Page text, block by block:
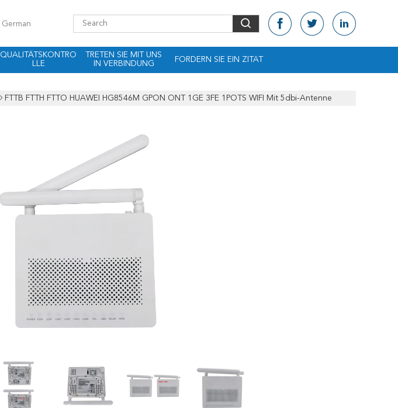
German
QUALITÄTSKONTRO
LLE
TRETEN SIE MIT UNS
IN VERBINDUNG
FORDERN SIE EIN ZITAT
FTTB FTTH FTTO HUAWEI HG8546M GPON ONT 1GE 3FE 1POTS WIFI Mit 5dbi-Antenne